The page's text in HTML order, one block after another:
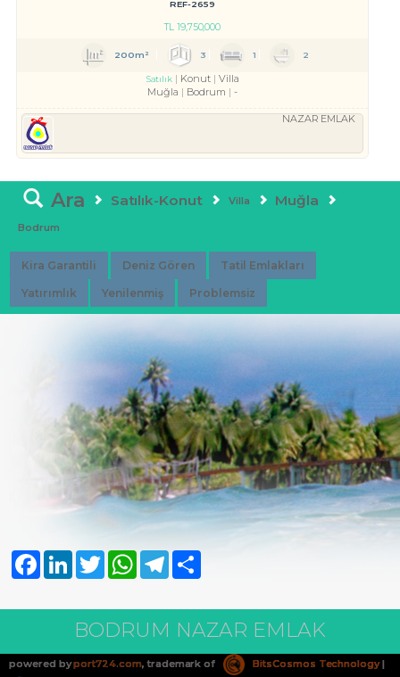
REF-2659
TL19,750,000
200m² 3 1 2
Satılık Konut
Villa
Muğla
Bodrum -
NAZAR EMLAK
Ara Satılık-Konut Villa Muğla
Bodrum
Kira Garantili Deniz Gören Tatil Emlakları
Yatırımlık Yenilenmiş Problemsiz
FacebookLinkedInTwitter WhatsAppTelegram
BODRUM NAZAR EMLAK
powered byport724.com, trademark of BitsCosmos Technology|